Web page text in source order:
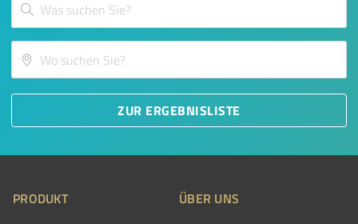
ZUR ERGEBNISLISTE
PRODUKT ÜBER UNS